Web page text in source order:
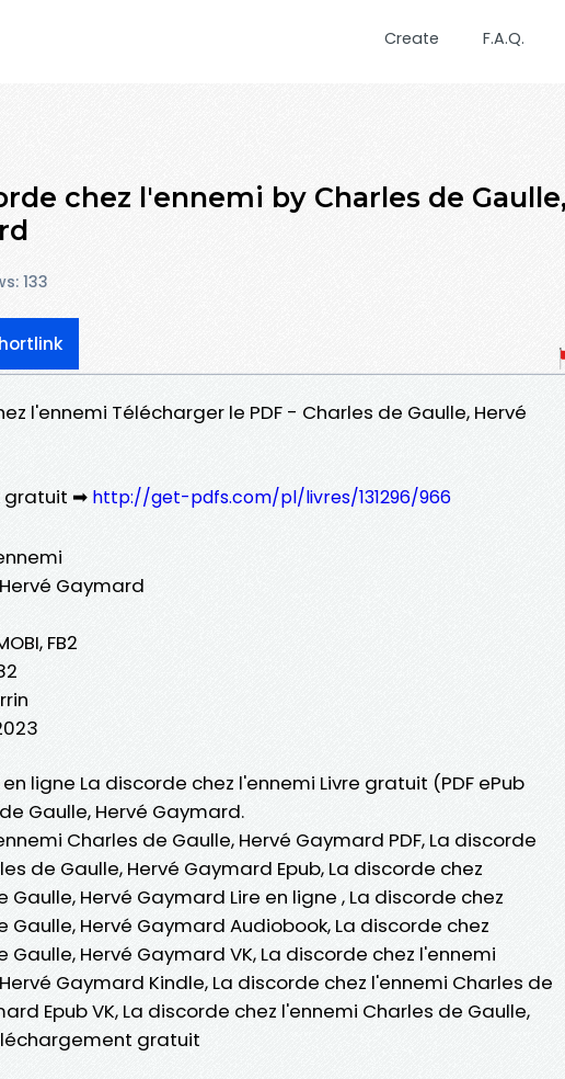
Create F.A.Q.
chez l'ennemi by Charles de Gaulle,
133
l'ennemi Télécharger le PDF - Charles de Gaulle, Hervé
gratuit ➡ http://get-pdfs.com/pl/livres/131296/966
Gaymard
FB2
ligne La discorde chez l'ennemi Livre gratuit (PDF ePub
Gaulle, Hervé Gaymard.
Charles de Gaulle, Hervé Gaymard PDF, La discorde
de Gaulle, Hervé Gaymard Epub, La discorde chez
Gaulle, Hervé Gaymard Lire en ligne , La discorde chez
Gaulle, Hervé Gaymard Audiobook, La discorde chez
Gaulle, Hervé Gaymard VK, La discorde chez l'ennemi
Gaymard Kindle, La discorde chez l'ennemi Charles de
Epub VK, La discorde chez l'ennemi Charles de Gaulle,
gratuit